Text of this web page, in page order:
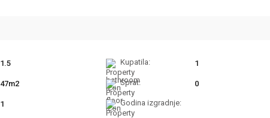
1.5 Kupatila: 1
47m2 Sprat: 0
1 Godina izgradnje: